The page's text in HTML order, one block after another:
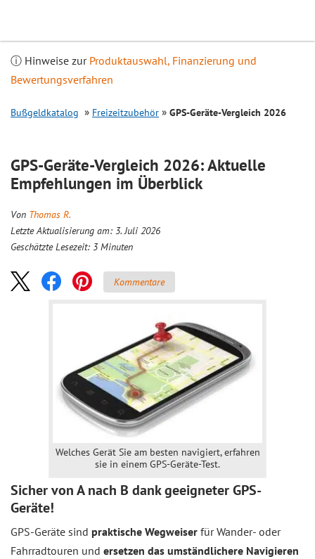
ⓘ Hinweise zur Produktauswahl, Finanzierung und
Bewertungsverfahren
Bußgeldkatalog Freizeitzubehör GPS-Geräte-Vergleich 2026
GPS-Geräte-Vergleich 2026: Aktuelle
Empfehlungen im Überblick
Von Thomas R.
Letzte Aktualisierung am: 3. Juli 2026
Geschätzte Lesezeit: 3 Minuten
Kommentare
Welches Gerät Sie am besten navigiert, erfahren
sie in einem GPS-Geräte-Test.
Sicher von A nach B dank geeigneter GPS-
Geräte!
GPS-Geräte sind praktische Wegweiser für Wander- oder
Fahrradtouren und ersetzen das umständlichere Navigieren